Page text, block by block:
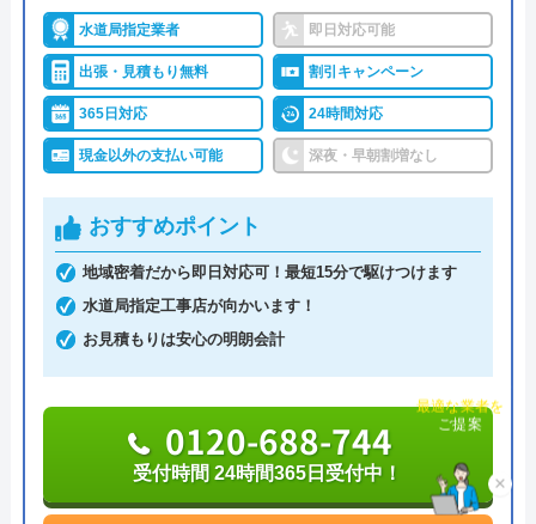
休日・深夜も出張費無料などのサービスを売りにし
ています。
指定給水装置工事事業者（水道局指定工事店）で下
請けに依頼することなく自社でしっかりと教育や研
で安心です。
また、見積もり時や施工後などにトラブルが起こっ
た場合には、スタッフから渡されている名刺の裏に
書かれている番号に電話すれば、各エリアの担当が
も不要です。施工前に必ず修理内容と費用を提示
し、施主が納得した上で修理を行います。
水道局指定業者 即日対応可能
出張・見積もり無料 割引キャンペーン
365日対応 24時間対応
現金以外の支払い可能 深夜・早朝割増なし
おすすめポイント
地域密着だから即日対応可！最短15分で駆けつけます
水道局指定工事店が向かいます！
お見積もりは安心の明朗会計
0120-688-744
受付時間 24時間365日受付中！ ×
チャット診断で
最適な業者を
ご提案